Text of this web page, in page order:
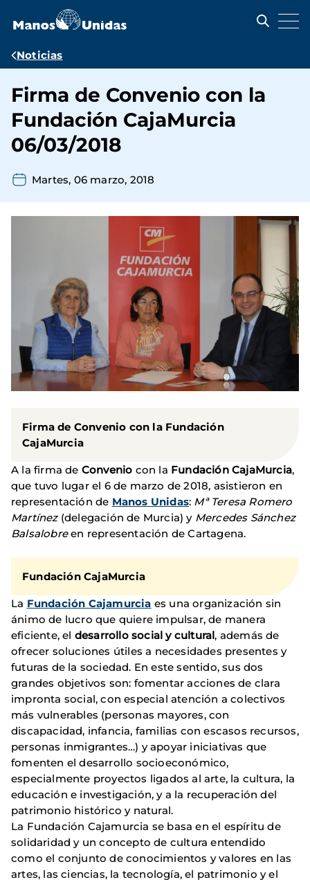
contenido
Ruta
navegación
Noticias
Firma de Convenio con la
Fundación CajaMurcia
06/03/2018
Martes, 06 marzo, 2018
Firma de Convenio con la Fundación
CajaMurcia
A la firma de Convenio con la Fundación CajaMurcia,
que tuvo lugar el 6 de marzo de 2018, asistieron en
representación de Manos Unidas: Mª Teresa Romero
Martínez(delegación de Murcia) y Mercedes Sánchez
Balsalobreen representación de Cartagena.
Fundación CajaMurcia
La Fundación Cajamurcia es una organización sin
ánimo de lucro que quiere impulsar, de manera
eficiente, el desarrollo social y cultural, además de
ofrecer soluciones útiles a necesidades presentes y
futuras de la sociedad. En este sentido, sus dos
grandes objetivos son: fomentar acciones de clara
impronta social, con especial atención a colectivos
más vulnerables (personas mayores, con
discapacidad, infancia, familias con escasos recursos,
personas inmigrantes…) y apoyar iniciativas que
fomenten el desarrollo socioeconómico,
especialmente proyectos ligados al arte, la cultura, la
educación e investigación, y a la recuperación del
patrimonio histórico y natural.
La Fundación Cajamurcia se basa en el espíritu de
solidaridad y un concepto de cultura entendido
como el conjunto de conocimientos y valores en las
artes, las ciencias, la tecnología, el patrimonio y el